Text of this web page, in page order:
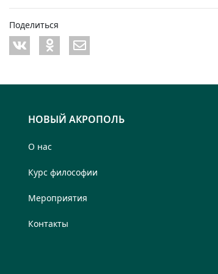
Поделиться
НОВЫЙ АКРОПОЛЬ
О нас
Курс философии
Мероприятия
Контакты